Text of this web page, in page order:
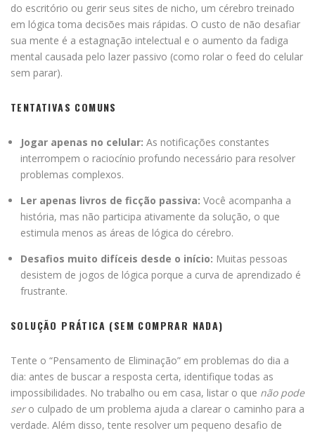
do escritório ou gerir seus sites de nicho, um cérebro treinado
em lógica toma decisões mais rápidas. O custo de não desafiar
sua mente é a estagnação intelectual e o aumento da fadiga
mental causada pelo lazer passivo (como rolar o feed do celular
sem parar).
TENTATIVAS COMUNS
Jogar apenas no celular: As notificações constantes
interrompem o raciocínio profundo necessário para resolver
problemas complexos.
Ler apenas livros de ficção passiva: Você acompanha a
história, mas não participa ativamente da solução, o que
estimula menos as áreas de lógica do cérebro.
Desafios muito difíceis desde o início: Muitas pessoas
desistem de jogos de lógica porque a curva de aprendizado é
frustrante.
SOLUÇÃO PRÁTICA (SEM COMPRAR NADA)
Tente o “Pensamento de Eliminação” em problemas do dia a
dia: antes de buscar a resposta certa, identifique todas as
impossibilidades. No trabalho ou em casa, listar o que não pode
sero culpado de um problema ajuda a clarear o caminho para a
verdade. Além disso, tente resolver um pequeno desafio de